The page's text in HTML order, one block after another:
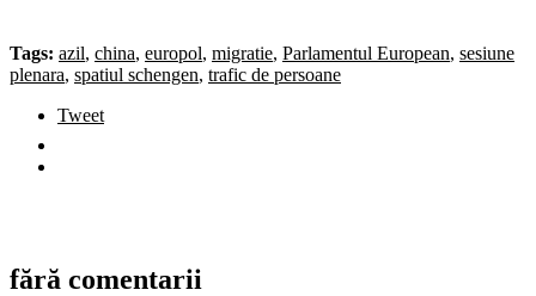
Tags: azil, china, europol, migratie, Parlamentul European, sesiune
plenara, spatiul schengen, trafic de persoane
Tweet
fără comentarii